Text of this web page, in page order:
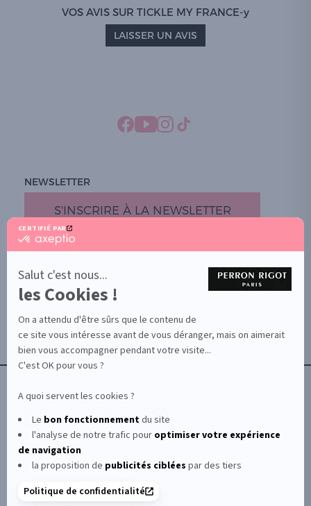
CERTIFIÉ PAR
certifié
En
savoir
plus
sur
Axeptio
Salut c'est nous...
les Cookies !
On a attendu d'être sûrs que le contenu de
ce site vous intéresse avant de vous déranger, mais on aimerait
bien vous accompagner pendant votre visite...
C'est OK pour vous ?
A quoi servent les cookies ?
Le bon fonctionnementdu site
l'analyse de notre trafic pour optimiservotre expérience
de navigation
la proposition de publicités ciblées par des tiers
Politique de confidentialité
VOS AVIS SUR TICKLE MY FRANCE-y
LAISSER UN AVIS
NEWSLETTER
S'INSCRIRE À LA NEWSLETTER
BOUTIQUE PARTICULIERS
AIDE / FAQ
CONTACT
CGU/CGV
© Le Club Perron Rigot 2026
matériels esthétiques à destination des instituts et spas.